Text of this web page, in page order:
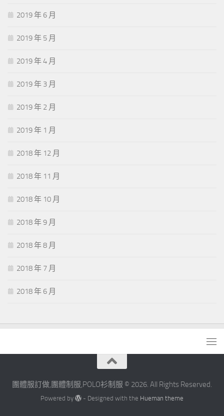
2019 年 6 月
2019 年 5 月
2019 年 4 月
2019 年 3 月
2019 年 2 月
2019 年 1 月
2018 年 12 月
2018 年 11 月
2018 年 10 月
2018 年 9 月
2018 年 8 月
2018 年 7 月
2018 年 6 月
團體服訂做,團體制服,POLO衫制服 © 2026. All Rights Reserved.
Powered by - Designed with the Hueman theme